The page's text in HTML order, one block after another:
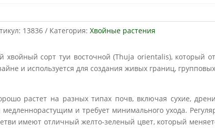
13836 Категория: Хвойные растения
сорт туи восточной (Thuja orientalis), который
и используется для создания живых границ,
растет на разных типах почв, включая сухие,
и требует минимального ухода.
имеют отличный желто-зеленый цвет, который